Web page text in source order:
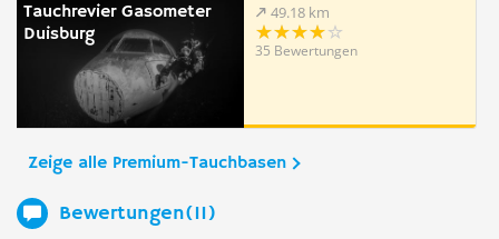
Tauchrevier Gasometer
Duisburg
49.18 km
35 Bewertungen
Zeige alle Premium-Tauchbasen
Bewertungen(11)